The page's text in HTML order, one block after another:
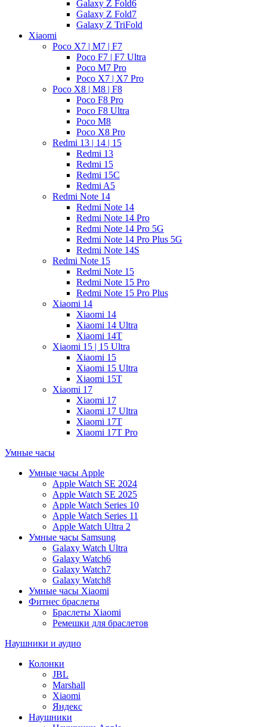
Galaxy Z Fold6
Galaxy Z Fold7
Galaxy Z TriFold
Xiaomi
Poco X7 | M7 | F7
Poco F7 | F7 Ultra
Poco M7 Pro
Poco X7 | X7 Pro
Poco X8 | M8 | F8
Poco F8 Pro
Poco F8 Ultra
Poco M8
Poco X8 Pro
Redmi 13 | 14 | 15
Redmi 13
Redmi 15
Redmi 15C
Redmi A5
Redmi Note 14
Redmi Note 14
Redmi Note 14 Pro
Redmi Note 14 Pro 5G
Redmi Note 14 Pro Plus 5G
Redmi Note 14S
Redmi Note 15
Redmi Note 15
Redmi Note 15 Pro
Redmi Note 15 Pro Plus
Xiaomi 14
Xiaomi 14
Xiaomi 14 Ultra
Xiaomi 14T
Xiaomi 15 | 15 Ultra
Xiaomi 15
Xiaomi 15 Ultra
Xiaomi 15T
Xiaomi 17
Xiaomi 17
Xiaomi 17 Ultra
Xiaomi 17T
Xiaomi 17T Pro
Умные часы
Умные часы Apple
Apple Watch SE 2024
Apple Watch SE 2025
Apple Watch Series 10
Apple Watch Series 11
Apple Watch Ultra 2
Умные часы Samsung
Galaxy Watch Ultra
Galaxy Watch6
Galaxy Watch7
Galaxy Watch8
Умные часы Xiaomi
Фитнес браслеты
Браслеты Xiaomi
Ремешки для браслетов
Наушники и аудио
Колонки
JBL
Marshall
Xiaomi
Яндекс
Наушники